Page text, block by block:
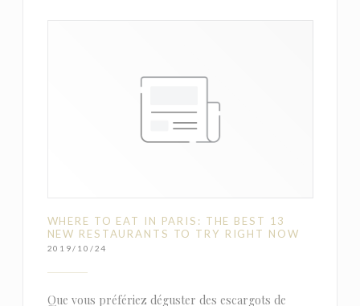
WHERE TO EAT IN PARIS: THE BEST 13
NEW RESTAURANTS TO TRY RIGHT NOW
2019/10/24
Que vous préfériez déguster des escargots de